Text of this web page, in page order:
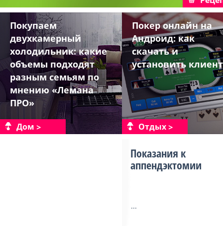
Покупаем
двухкамерный
холодильник: какие
объемы подходят
разным семьям по
мнению «Лемана
ПРО»
Дом
Покер онлайн на
Андроид: как
скачать и
установить
Отдых
Показания к
аппендэктомии
...